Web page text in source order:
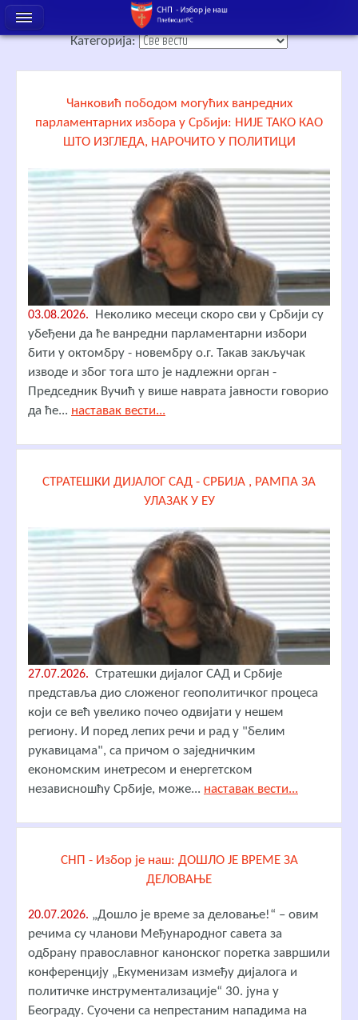
Категорија:
Чанковић пободом могућих ванредних
парламентарних избора у Србији: НИЈЕ ТАКО КАО
ШТО ИЗГЛЕДА, НАРОЧИТО У ПОЛИТИЦИ
03.08.2026. Неколико месеци скоро сви у Србији су
убеђени да ће ванредни парламентарни избори
бити у октомбру - новембру о.г. Такав закључак
изводе и због тога што је надлежни орган -
Председник Вучић у више наврата јавности говорио
да ће... наставак вести...
СТРАТЕШКИ ДИЈАЛОГ САД - СРБИЈА , РАМПА ЗА
УЛАЗАК У ЕУ
27.07.2026. Стратешки дијалог САД и Србије
представља дио сложеног геополитичког процеса
који се већ увелико почео одвијати у нешем
региону. И поред лепих речи и рад у "белим
рукавицама", са причом о заједничким
економским инетресом и енергетском
независношћу Србије, може... наставак вести...
СНП - Избор је наш: ДОШЛО ЈЕ ВРЕМЕ ЗА
ДЕЛОВАЊЕ
20.07.2026. „Дошло је време за деловање!“ – овим
речима су чланови Међународног савета за
одбрану православног канонског поретка завршили
конференцију „Екуменизам између дијалога и
политичке инструментализације“ 30. јуна у
Београду. Суочени са непрестаним нападима на